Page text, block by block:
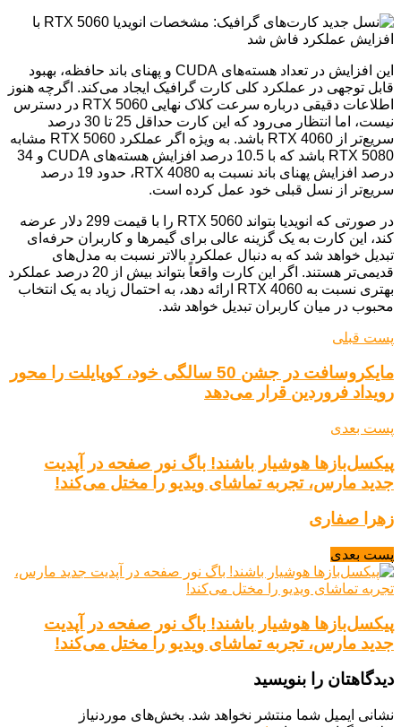
این افزایش در تعداد هسته‌های CUDA و پهنای باند حافظه، بهبود
قابل توجهی در عملکرد کلی کارت گرافیک ایجاد می‌کند. اگرچه هنوز
اطلاعات دقیقی درباره سرعت کلاک نهایی RTX 5060 در دسترس
نیست، اما انتظار می‌رود که این کارت حداقل 25 تا 30 درصد
سریع‌تر از RTX 4060 باشد. به ویژه اگر عملکرد RTX 5060 مشابه
RTX 5080 باشد که با 10.5 درصد افزایش هسته‌های CUDA و 34
درصد افزایش پهنای باند نسبت به RTX 4080، حدود 19 درصد
سریع‌تر از نسل قبلی خود عمل کرده است.
در صورتی که انویدیا بتواند RTX 5060 را با قیمت 299 دلار عرضه
کند، این کارت به یک گزینه عالی برای گیمرها و کاربران حرفه‌ای
تبدیل خواهد شد که به دنبال عملکرد بالاتر نسبت به مدل‌های
قدیمی‌تر هستند. اگر این کارت واقعاً بتواند بیش از 20 درصد عملکرد
بهتری نسبت به RTX 4060 ارائه دهد، به احتمال زیاد به یک انتخاب
محبوب در میان کاربران تبدیل خواهد شد.
پست قبلی
مایکروسافت در جشن 50 سالگی خود، کوپایلت را محور
رویداد فروردین قرار می‌دهد
پست بعدی
پیکسل‌بازها هوشیار باشند! باگ نور صفحه در آپدیت
جدید مارس، تجربه تماشای ویدیو را مختل می‌کند!
زهرا صفاری
پست بعدی
پیکسل‌بازها هوشیار باشند! باگ نور صفحه در آپدیت
جدید مارس، تجربه تماشای ویدیو را مختل می‌کند!
دیدگاهتان را بنویسید
نشانی ایمیل شما منتشر نخواهد شد. بخش‌های موردنیاز